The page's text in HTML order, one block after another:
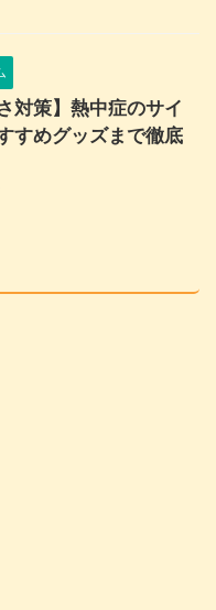
対策】熱中症のサイ
すめグッズまで徹底